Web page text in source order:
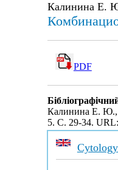
Калинина Е.
PDF
Калинина Е. Ю.,
5. С. 29-34. URL: